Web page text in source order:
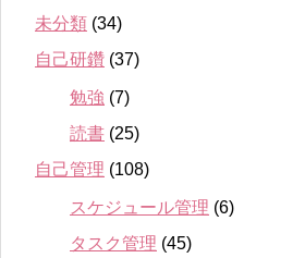
未分類 (34)
自己研鑽 (37)
勉強 (7)
読書 (25)
自己管理 (108)
スケジュール管理 (6)
タスク管理 (45)